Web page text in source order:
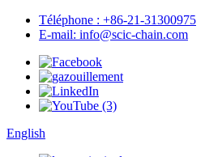
Téléphone : +86-21-31300975
E-mail: info@scic-chain.com
English